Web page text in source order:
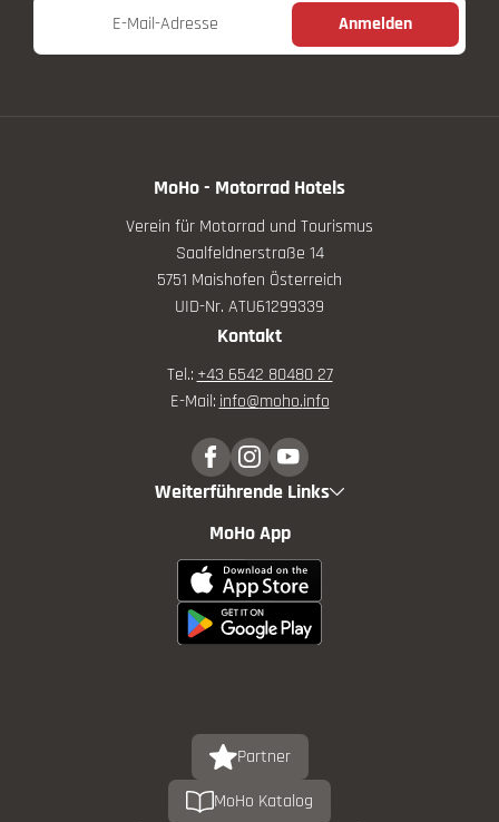
E-Mail-Adresse
Anmelden
MoHo - Motorrad Hotels
Verein für Motorrad und Tourismus
Saalfeldnerstraße 14
5751 Maishofen Österreich
UID-Nr. ATU61299339
Kontakt
Tel.: +43 6542 80480 27
E-Mail: info@moho.info
Weiterführende Links
MoHo App
Partner
MoHo Katalog